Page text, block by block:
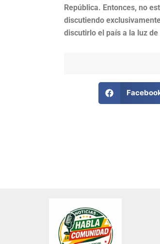
República. Entonces, no
discutiendo
discutirlo el país a la luz